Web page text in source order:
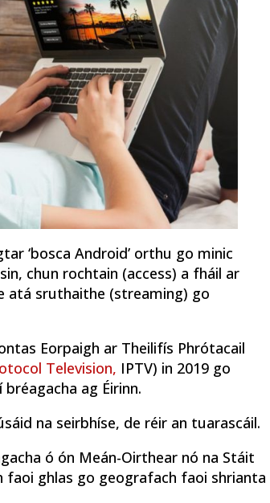
‘bosca Android’ orthu go minic
chun rochtain (access) a fháil ar
atá sruthaithe (streaming) go
Eorpaigh ar Theilifís Phrótacail
Television, IPTV) in 2019 go
ag Éirinn.
na seirbhíse, de réir an tuarascáil.
ó ón Meán-Oirthear nó na Stáit
ghlas go geografach faoi shrianta